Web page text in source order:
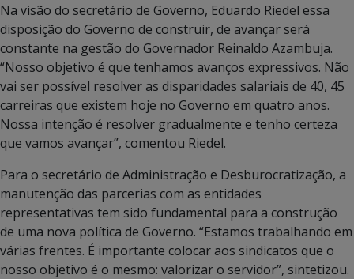
Na visão do secretário de Governo, Eduardo Riedel essa
disposição do Governo de construir, de avançar será
constante na gestão do Governador Reinaldo Azambuja.
“Nosso objetivo é que tenhamos avanços expressivos. Não
vai ser possível resolver as disparidades salariais de 40, 45
carreiras que existem hoje no Governo em quatro anos.
Nossa intenção é resolver gradualmente e tenho certeza
que vamos avançar”, comentou Riedel.
Para o secretário de Administração e Desburocratização, a
manutenção das parcerias com as entidades
representativas tem sido fundamental para a construção
de uma nova política de Governo. “Estamos trabalhando em
várias frentes. É importante colocar aos sindicatos que o
nosso objetivo é o mesmo: valorizar o servidor”, sintetizou.